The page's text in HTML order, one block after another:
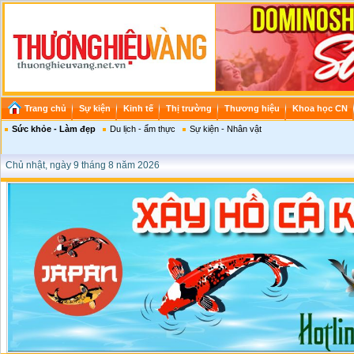
Trang chủ Sự kiện Kinh tế Thị trường Thương hiệu Khoa học CN
Sức khỏe - Làm đẹp Du lịch - ẩm thực Sự kiện - Nhân vật
Chủ nhật, ngày 9 tháng 8 năm 2026